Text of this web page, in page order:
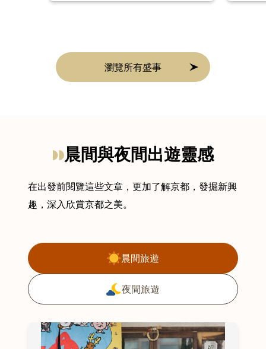
瀏覽所有盛事
晨間與夜間出遊靈感
在出發前閱覽這些文章，更加了解京都，發掘新興
趣，深入欣賞京都之美。
過濾旅行靈感文章
晨間旅遊
夜間旅遊